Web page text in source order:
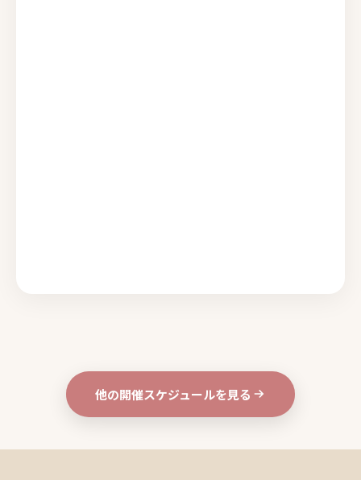
他の開催スケジュールを見る